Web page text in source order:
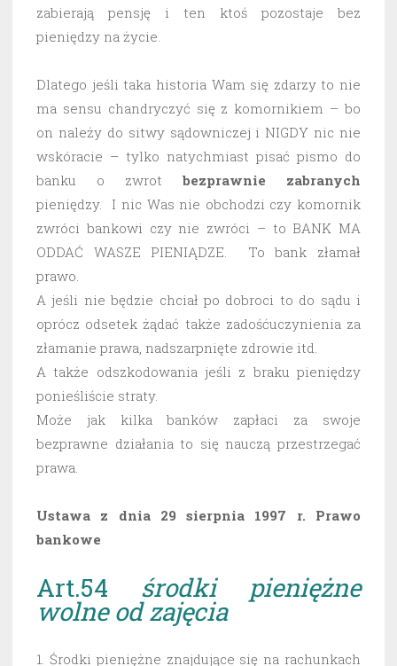
zabierają pensję i ten ktoś pozostaje bez
pieniędzy na życie.
Dlatego jeśli taka historia Wam się zdarzy to nie
ma sensu chandryczyć się z komornikiem – bo
on należy do sitwy sądowniczej i NIGDY nic nie
wskóracie – tylko natychmiast pisać pismo do
banku o zwrot bezprawnie
zabranych
pieniędzy. I nic Was nie obchodzi czy komornik
zwróci bankowi czy nie zwróci – to BANK MA
ODDAĆ WASZE PIENIĄDZE. To bank złamał
prawo.
A jeśli nie będzie chciał po dobroci to do sądu i
oprócz odsetek żądać także zadośćuczynienia za
złamanie prawa, nadszarpnięte zdrowie itd.
A także odszkodowania jeśli z braku pieniędzy
ponieśliście straty.
Może jak kilka banków zapłaci za swoje
bezprawne działania to się nauczą przestrzegać
prawa.
Ustawa z dnia 29 sierpnia 1997 r. Prawo
bankowe
Art.54 środki pieniężne
wolne od zajęcia
1. Środki pieniężne znajdujące się na rachunkach